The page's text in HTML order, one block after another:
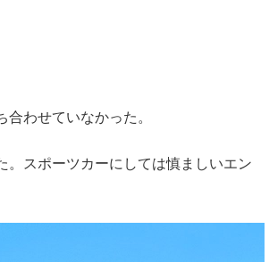
わせていなかった。
スポーツカーにしては慎ましいエン